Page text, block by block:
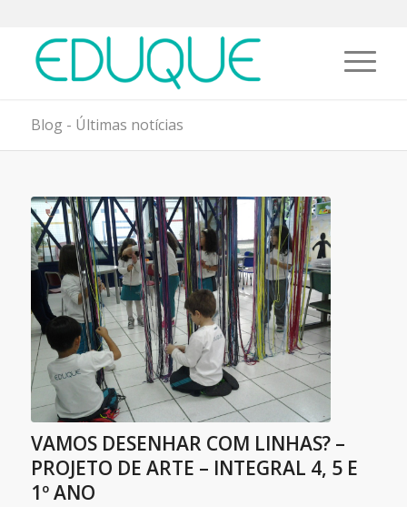
Blog - Últimas notícias
VAMOS DESENHAR COM LINHAS? –
PROJETO DE ARTE – INTEGRAL 4, 5 E
1º ANO